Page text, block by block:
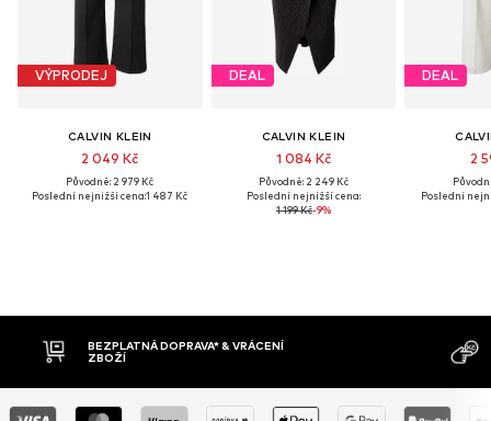
VÝPRODEJ
CALVIN KLEIN
2 049 Kč
Původně: 2 979 Kč
Poslední nejnižší cena:1 487 Kč
DEAL
CALVIN KLEIN
1 084 Kč
Původně: 2 249 Kč
Poslední nejnižší cena:
1 199 Kč-9%
DEAL
2
Poslední
BEZPLATNÁ DOPRAVA* & VRÁCENÍ
ZBOŽÍ